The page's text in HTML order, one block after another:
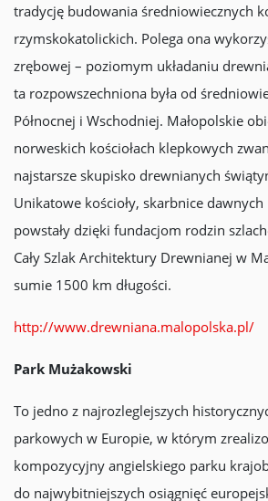
tradycję budowania średniowiecznych
rzymskokatolickich. Polega ona
zrębowej – poziomym układaniu
ta rozpowszechniona była od
Północnej i Wschodniej. Małopolskie
norweskich kościołach klepkowych
najstarsze skupisko drewnianych
Unikatowe kościoły, skarbnice dawnych
powstały dzięki fundacjom rodzin
Cały Szlak Architektury Drewnianej w
sumie 1500 km długości.
http://www.drewniana.malopolska.pl/
Park Mużakowski
To jedno z najrozleglejszych
parkowych w Europie, w którym
kompozycyjny angielskiego parku
do najwybitniejszych osiągnięć